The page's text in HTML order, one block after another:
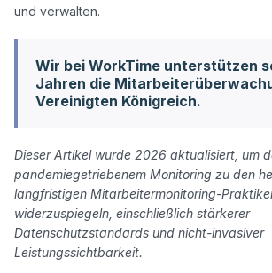
Wir bei WorkTime unterstützen
Jahren die
Vereinigten Königreich.
Dieser Artikel wurde 2026 aktualisiert, um
pandemiegetriebenem Monitoring zu den
langfristigen Mitarbeitermonitoring-
widerzuspiegeln, einschließlich stärkerer
Datenschutzstandards und nicht-invasiver
Leistungssichtbarkeit.